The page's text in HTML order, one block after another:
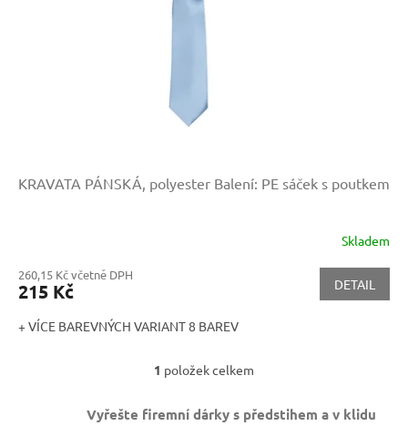
KRAVATA PÁNSKÁ, polyester Balení: PE sáček s poutkem
Skladem
260,15 Kč včetně DPH
215 Kč DETAIL
+ VÍCE BAREVNÝCH VARIANT 8 BAREV
O
l
1 položek celkem
Vyřešte firemní dárky s předstihem a v klidu